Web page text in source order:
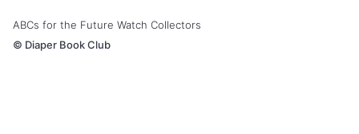
ABCs for the Future Watch Collectors
© Diaper Book Club